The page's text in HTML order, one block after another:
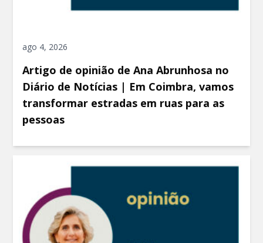
ago 4, 2026
Artigo de opinião de Ana Abrunhosa no
Diário de Notícias | Em Coimbra, vamos
transformar estradas em ruas para as
pessoas